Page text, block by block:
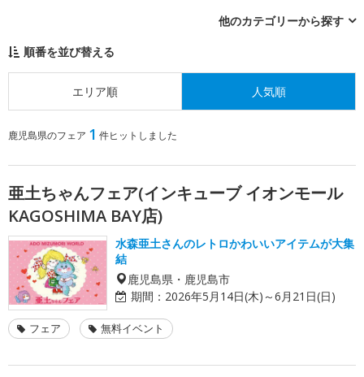
他のカテゴリーから探す
順番を並び替える
エリア順 人気順
鹿児島県のフェア 1 件ヒットしました
亜土ちゃんフェア(インキューブ イオンモール
KAGOSHIMA BAY店)
水森亜土さんのレトロかわいいアイテムが大集
結
鹿児島県・鹿児島市
期間： 2026年5月14日(木)～6月21日(日)
フェア 無料イベント